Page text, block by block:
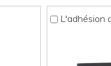
L'adhésion